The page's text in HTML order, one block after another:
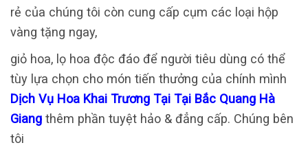
rẻ của chúng tôi còn cung cấp cụm các loại hộp
vàng tặng ngay,
giỏ hoa, lọ hoa độc đáo để người tiêu dùng có thể
tùy lựa chọn cho món tiến thưởng của chính mình
Dịch Vụ Hoa Khai Trương Tại Tại Bắc Quang Hà
Giang thêm phần tuyệt hảo & đẳng cấp. Chúng bên
tôi